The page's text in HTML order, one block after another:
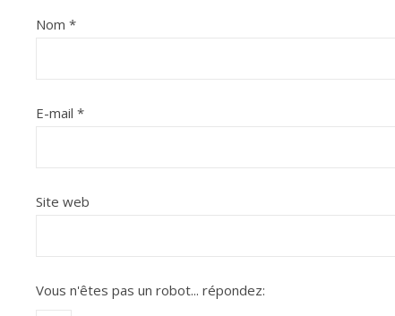
Nom *
E-mail *
Site web
Vous n'êtes pas un robot... répondez: